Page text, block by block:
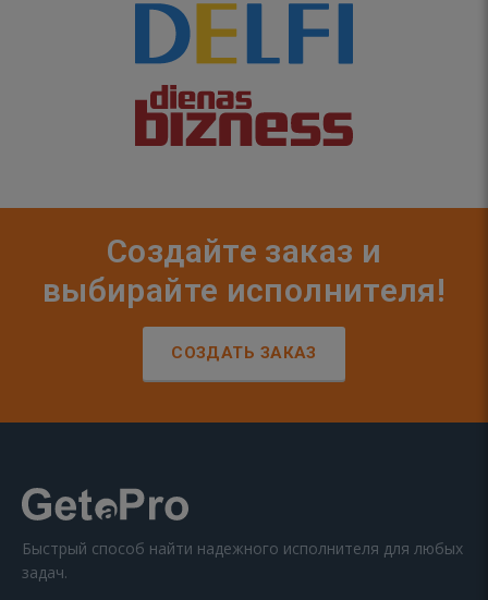
Создайте заказ и
выбирайте исполнителя!
СОЗДАТЬ ЗАКАЗ
Быстрый способ найти надежного исполнителя для любых
задач.